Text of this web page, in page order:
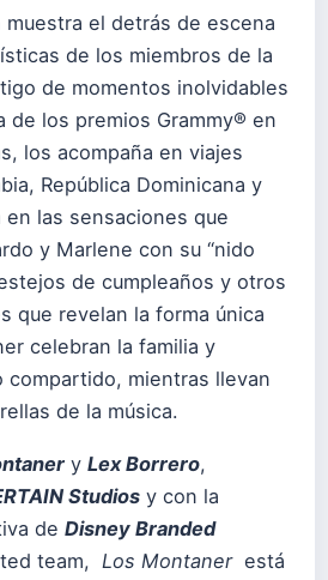
muestra el detrás de escena
de los miembros de la
de momentos inolvidables
de los premios Grammy® en
los acompaña en viajes
República Dominicana y
las sensaciones que
y Marlene con su “nido
de cumpleaños y otros
que revelan la forma única
celebran la familia y
compartido, mientras llevan
de la música.
y Lex Borrero,
Studios y con la
de Disney Branded
team, Los Montanerestá